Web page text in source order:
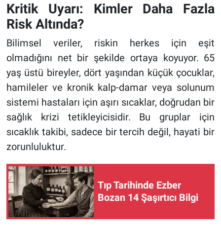
Kritik Uyarı: Kimler Daha Fazla
Risk Altında?
Bilimsel veriler, riskin herkes için eşit
olmadığını net bir şekilde ortaya koyuyor. 65
yaş üstü bireyler, dört yaşından küçük çocuklar,
hamileler ve kronik kalp-damar veya solunum
sistemi hastaları için aşırı sıcaklar, doğrudan bir
sağlık krizi tetikleyicisidir. Bu gruplar için
sıcaklık takibi, sadece bir tercih değil, hayati bir
zorunluluktur.
Tıp Tarihinde Ezber
Bozan 14 Şaşırtıcı Bilgi